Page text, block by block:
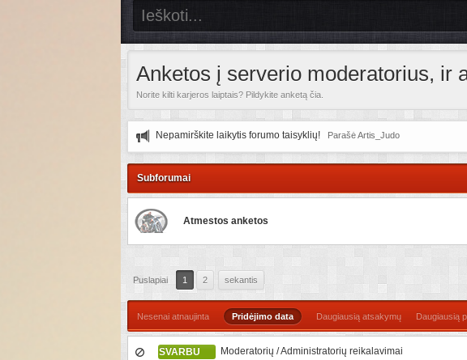
Anketos į serverio moderatorius, ir
Norite kilti karjeros laiptais? Pildykite anketą čia.
Nepamirškite laikytis forumo taisyklių! Parašė Artis_Judo
Subforumai
Atmestos anketos
Puslapiai 1 2 sekantis
Nesenai atnaujinta Pridėjimo data Daugiausią atsakymų Daugiausią
SVARBU Moderatorių / Administratorių reikalavimai